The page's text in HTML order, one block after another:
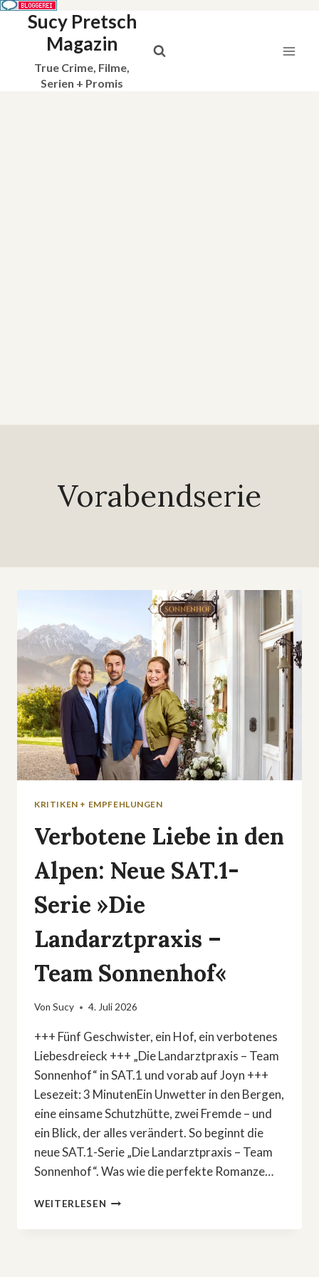
Sucy Pretsch
Magazin
True Crime, Filme,
Serien + Promis
Vorabendserie
KRITIKEN + EMPFEHLUNGEN
Verbotene Liebe in den
Alpen: Neue SAT.1-
Serie »Die
Landarztpraxis –
Team Sonnenhof«
Von Sucy 4. Juli 2026
+++ Fünf Geschwister, ein Hof, ein verbotenes
Liebesdreieck +++ „Die Landarztpraxis – Team
Sonnenhof“ in SAT.1 und vorab auf Joyn +++
Lesezeit: 3 MinutenEin Unwetter in den Bergen,
eine einsame Schutzhütte, zwei Fremde – und
ein Blick, der alles verändert. So beginnt die
neue SAT.1-Serie „Die Landarztpraxis – Team
Sonnenhof“. Was wie die perfekte Romanze…
WEITERLESEN VERBOTENE
IN